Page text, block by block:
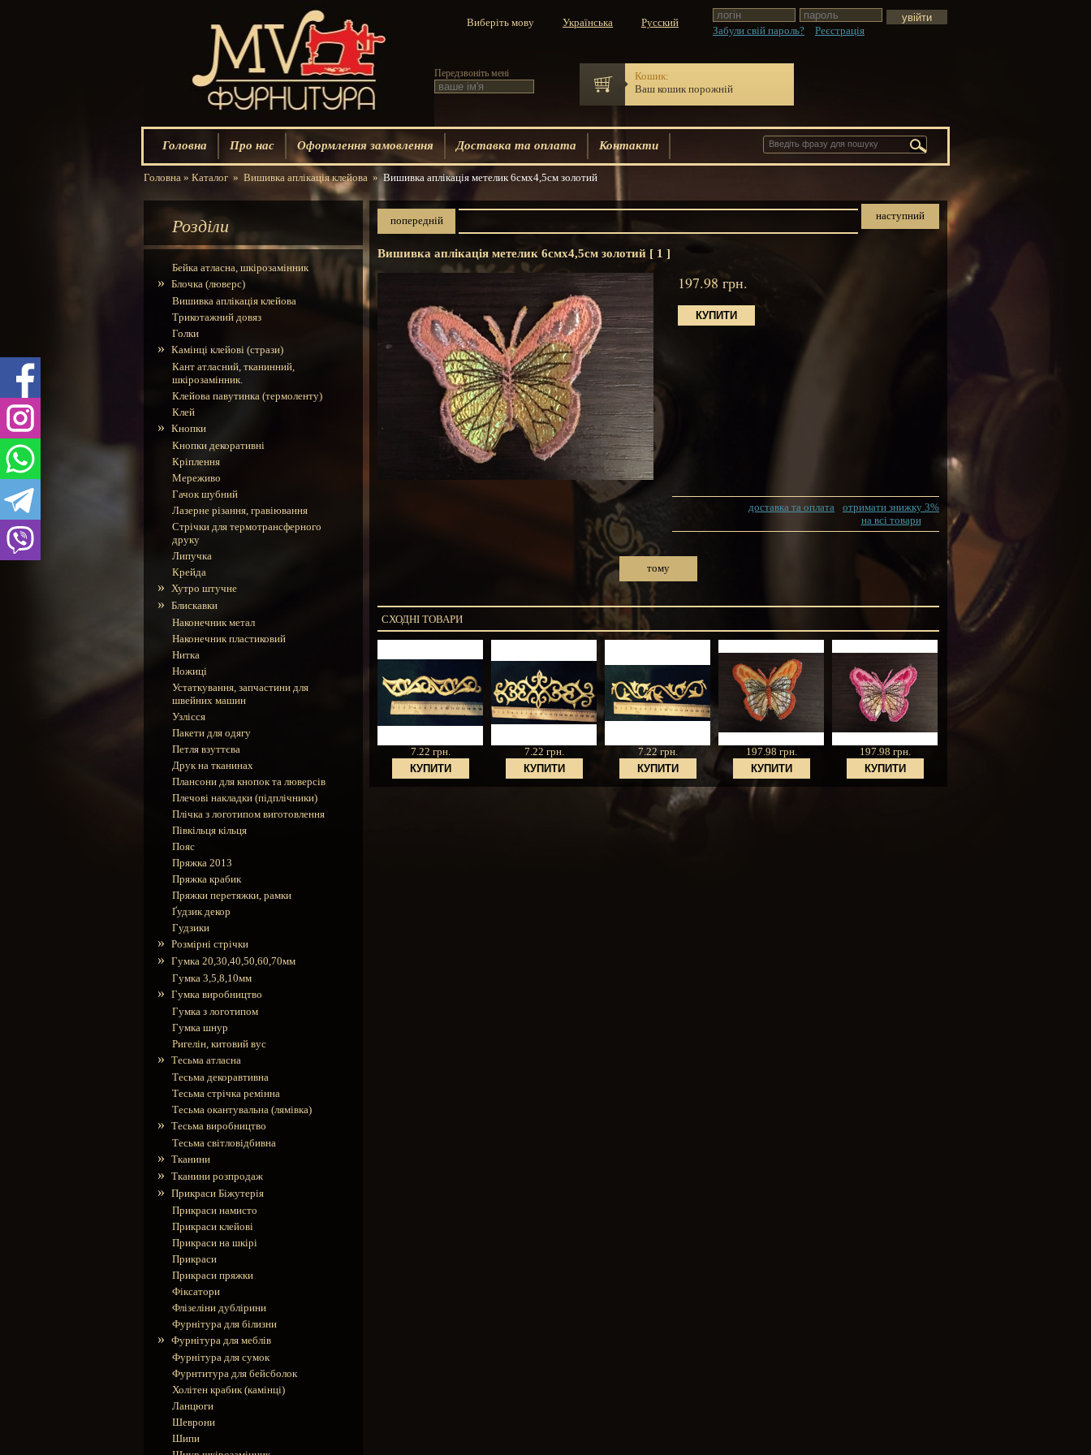
Забули свій пароль? Реєстрація
Виберіть мову
Передзвоніть мені
Кошик:
Ваш кошик порожній
Головна Про нас Оформлення замовлення Доставка та оплата Контакти
Головна » Каталог » Вишивка аплікація клейова »Вишивка аплікація метелик 6смх4,5см золотий
Розділи попередній наступний
Вишивка аплікація метелик 6смх4,5см золотий [ 1 ]
197.98 грн.
отримати знижку 3%
на всі товари
доставка та оплата
тому
СХОДНІ ТОВАРИ
7.22 грн. 7.22 грн. 7.22 грн. 197.98 грн. 197.98 грн.
Бейка атласна, шкірозамінник
» Блочка (люверс)
Вишивка аплікація клейова
Трикотажний довяз
Голки
» Камінці клейові (стрази)
Кант атласний, тканинний,
шкірозамінник.
Клейова павутинка (термоленту)
Клей
» Кнопки
Кнопки декоративні
Кріплення
Мереживо
Гачок шубний
Лазерне різання, гравіювання
Стрічки для термотрансферного
друку
Липучка
Крейда
» Хутро штучне
» Блискавки
Наконечник метал
Наконечник пластиковий
Нитка
Ножиці
Устаткування, запчастини для
швейних машин
Узлісся
Пакети для одягу
Петля взуттєва
Друк на тканинах
Плансони для кнопок та люверсів
Плечові накладки (підплічники)
Плічка з логотипом виготовлення
Півкільця кільця
Пояс
Пряжка 2013
Пряжка крабик
Пряжки перетяжки, рамки
Ґудзик декор
Гудзики
» Розмірні стрічки
» Гумка 20,30,40,50,60,70мм
Гумка 3,5,8,10мм
» Гумка виробництво
Гумка з логотипом
Гумка шнур
Ригелін, китовий вус
» Тесьма атласна
Тесьма декоравтивна
Тесьма стрічка ремінна
Тесьма окантувальна (лямівка)
» Тесьма виробництво
Тесьма світловідбивна
» Тканини
» Тканини розпродаж
» Прикраси Біжутерія
Прикраси намисто
Прикраси клейові
Прикраси на шкірі
Прикраси
Прикраси пряжки
Фіксатори
Флізеліни дублірини
Фурнітура для білизни
» Фурнітура для меблів
Фурнітура для сумок
Фурнтитура для бейсболок
Холітен крабик (камінці)
Ланцюги
Шеврони
Шипи